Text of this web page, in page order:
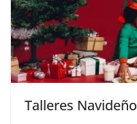
Talleres